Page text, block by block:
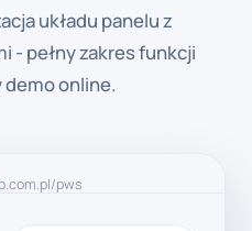
układu panelu z
- pełny zakres funkcji
online.
pws